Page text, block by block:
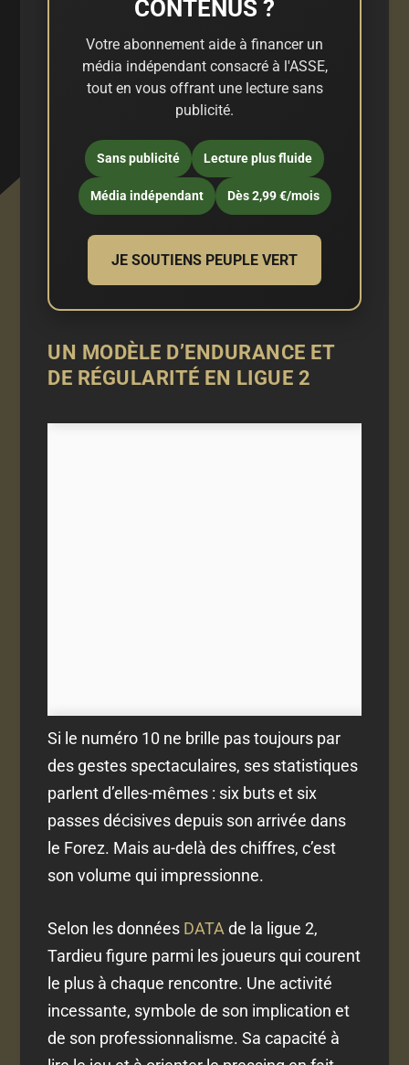
CONTENUS ?
Votre abonnement aide à financer un
média indépendant consacré à l'ASSE,
tout en vous offrant une lecture sans
publicité.
Sans publicité Lecture plus fluide
Média indépendant Dès 2,99 €/mois
JE SOUTIENS PEUPLE VERT
UN MODÈLE D’ENDURANCE ET
DE RÉGULARITÉ EN LIGUE 2
Si le numéro 10 ne brille pas toujours par
des gestes spectaculaires, ses statistiques
parlent d’elles-mêmes : six buts et six
passes décisives depuis son arrivée dans
le Forez. Mais au-delà des chiffres, c’est
son volume qui impressionne.
Selon les données DATAde la ligue 2,
Tardieu figure parmi les joueurs qui courent
le plus à chaque rencontre. Une activité
incessante, symbole de son implication et
de son professionnalisme. Sa capacité à